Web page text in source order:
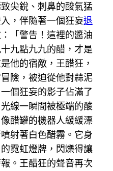
尖銳、刺鼻的酸氣猛
，伴隨著一個狂妄退
「警告！這裡的醬油
九點九九的醋，才是
他的宿敵，王醋狂，
險，被迫從他對蒜泥
個狂妄的影子佔滿了
線一瞬間被極端的酸
醋罐的機器人緩緩漂
射著白色醋霧。它身
霓虹燈牌，閃爍得讓
。王醋狂的聲音再次